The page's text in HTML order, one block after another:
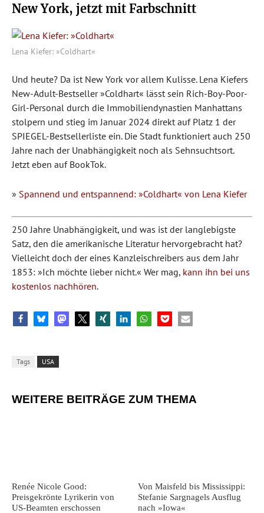
New York, jetzt mit Farbschnitt
Lena Kiefer: »Coldhart«
Und heute? Da ist New York vor allem Kulisse. Lena Kiefers
New-Adult-Bestseller »Coldhart« lässt sein Rich-Boy-Poor-
Girl-Personal durch die Immobiliendynastien Manhattans
stolpern und stieg im Januar 2024 direkt auf Platz 1 der
SPIEGEL-Bestsellerliste ein. Die Stadt funktioniert auch 250
Jahre nach der Unabhängigkeit noch als Sehnsuchtsort.
Jetzt eben auf BookTok.
» Spannend und entspannend: »Coldhart« von Lena Kiefer
250 Jahre Unabhängigkeit, und was ist der langlebigste
Satz, den die amerikanische Literatur hervorgebracht hat?
Vielleicht doch der eines Kanzleischreibers aus dem Jahr
1853: »Ich möchte lieber nicht.« Wer mag, kann ihn bei uns
kostenlos nachhören.
Tags USA
WEITERE BEITRÄGE ZUM THEMA
Renée Nicole Good:
Preisgekrönte Lyrikerin von
US-Beamten erschossen
Von Maisfeld bis Mississippi:
Stefanie Sargnagels Ausflug
nach »Iowa«